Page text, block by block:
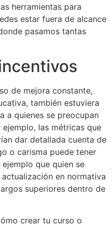
herramientas para
estar fuera de alcance
pasamos tantas
de mejora constante,
también estuviera
a quienes se preocupan
las métricas que
dar detallada cuenta de
o carisma puede tener
que quien se
en normativa
superiores dentro de
crear tu curso o